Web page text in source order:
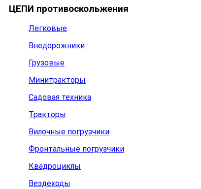
ЦЕПИ противоскольжения
Легковые
Внедорожники
Грузовые
Минитракторы
Садовая техника
Тракторы
Вилочные погрузчики
Фронтальные погрузчики
Квадроциклы
Вездеходы